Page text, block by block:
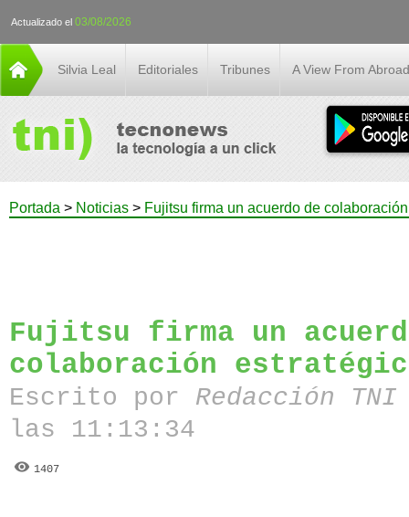
Actualizado el 03/08/2026
Silvia Leal Editoriales Tribunes A View From Abroad
Portada > Noticias > Fujitsu firma un acuerdo de
Fujitsu firma un
colaboración
Escrito por Redacción
las 11:13:34
1407